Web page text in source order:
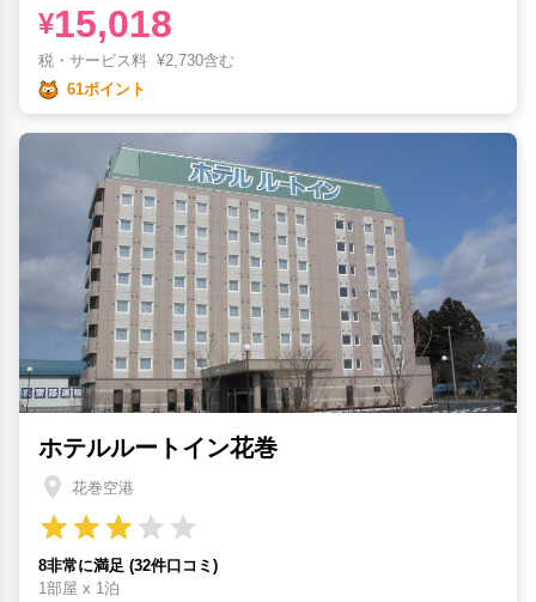
¥15,018
税・サービス料 ¥2,730含む
61ポイント
ホテルルートイン花巻
花巻空港
8非常に満足 (32件口コミ)
1部屋 x 1泊